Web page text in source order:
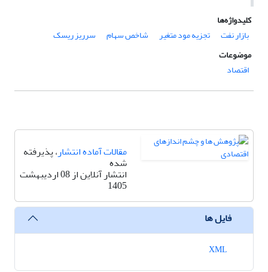
کلیدواژه‌ها
بازار نفت
تجزیه مود متغیر شاخص سهام
سرریز ریسک
موضوعات
اقتصاد
مقالات آماده انتشار، پذیرفته
شده
انتشار آنلاین از 08 اردیبهشت
1405
فایل ها